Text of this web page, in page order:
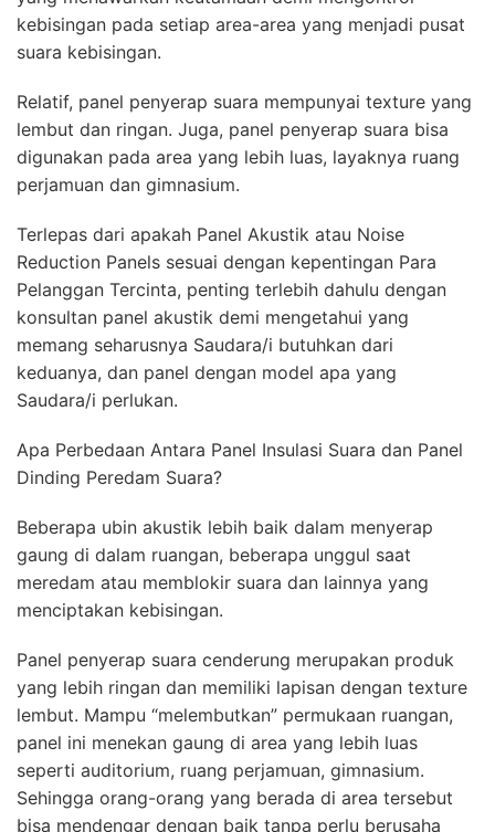
kebisingan pada setiap area-area yang menjadi pusat
suara kebisingan.
Relatif, panel penyerap suara mempunyai texture yang
lembut dan ringan. Juga, panel penyerap suara bisa
digunakan pada area yang lebih luas, layaknya ruang
perjamuan dan gimnasium.
Terlepas dari apakah Panel Akustik atau Noise
Reduction Panels sesuai dengan kepentingan Para
Pelanggan Tercinta, penting terlebih dahulu dengan
konsultan panel akustik demi mengetahui yang
memang seharusnya Saudara/i butuhkan dari
keduanya, dan panel dengan model apa yang
Saudara/i perlukan.
Apa Perbedaan Antara Panel Insulasi Suara dan Panel
Dinding Peredam Suara?
Beberapa ubin akustik lebih baik dalam menyerap
gaung di dalam ruangan, beberapa unggul saat
meredam atau memblokir suara dan lainnya yang
menciptakan kebisingan.
Panel penyerap suara cenderung merupakan produk
yang lebih ringan dan memiliki lapisan dengan texture
lembut. Mampu “melembutkan” permukaan ruangan,
panel ini menekan gaung di area yang lebih luas
seperti auditorium, ruang perjamuan, gimnasium.
Sehingga orang-orang yang berada di area tersebut
bisa mendengar dengan baik tanpa perlu berusaha